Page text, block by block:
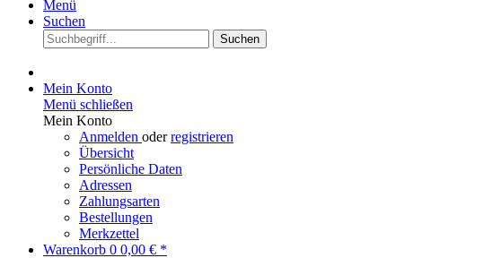
Menü
Suchen
Suchen
Mein Konto
Menü schließen
Mein Konto
Anmelden oderregistrieren
Übersicht
Persönliche Daten
Adressen
Zahlungsarten
Bestellungen
Merkzettel
Warenkorb 0 0,00 € *